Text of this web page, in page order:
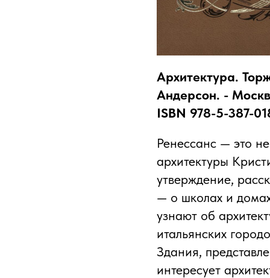
Архитектура.
Андерсон. -
ISBN 978-5-387-
Ренессанс — это
архитектуры
утверждение,
— о школах и
узнают об
итальянских
Здания,
интересует